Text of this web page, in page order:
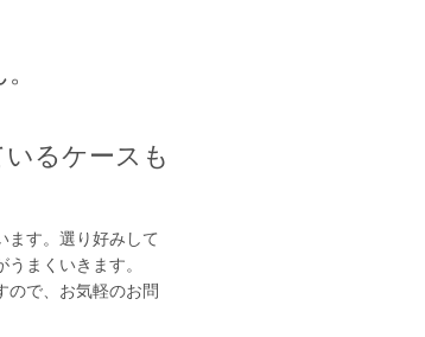
るケースも
ます。選り好みして
まくいきます。
ので、お気軽のお問